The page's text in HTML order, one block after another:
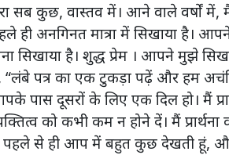
सब कुछ, वास्तव में। आने वाले वर्षों
ही अनगिनत मात्रा में सिखाया है।
सिखाया है। शुद्ध प्रेम । आपने मुझे
“लंबे पत्र का एक टुकड़ा पढ़ें और हम
पास दूसरों के लिए एक दिल हो। मैं
को कभी कम न होने दें। मैं
से ही आप में बहुत कुछ देखती हूं,